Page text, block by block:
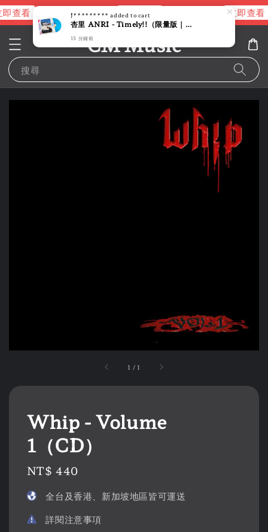
查看 進擊的巨人片頭曲 立即查看 立即查看
CM Music
搜尋
1 /1
Whip - Volume
1（CD）
Regular
NT$ 440
全台及香港、新加坡地區皆可運送
詳閱注意事項
J********* added to cart
杏里 ANRI - Timely!!（限量版｜天空藍彩膠｜黑膠唱片 LP）
15 分鐘前